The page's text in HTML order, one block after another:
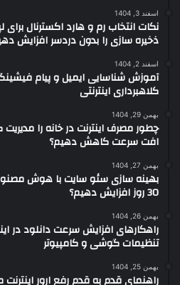
اسفند 3, 1404
نکات انتخاب رم و هارد اکسترنال
ذخیره سازی را بدون دردسر افزایش
اسفند 2, 1404
آموزش شناسایی ایمیل و پیام
کلاهبرداری اینترنتی
بهمن 29, 1404
چطور مصرف اینترنت در خانه را مدیریت
افت سرعت کاهش دهیم؟
بهمن 27, 1404
بهینه سازی سئو سایت با هوش
30 روز افزایش دهیم؟
بهمن 26, 1404
راهکارهای افزایش سرعت دانلود در
تنظیمات گوشی و کامپیوتر
بهمن 25, 1404
راهنمای قدم به قدم رفع ارور